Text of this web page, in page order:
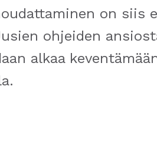
on siis
ohjeiden
alkaa